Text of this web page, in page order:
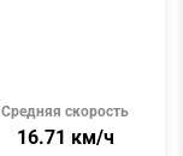
Средняя скорость
16.71 км/ч